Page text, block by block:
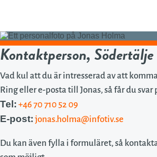
Kontaktperson, Södertälje
Vad kul att du är intresserad av att komma
Ring eller e-posta till Jonas, så får du svar
Tel: +46 70 710 52 09
E-post: jonas.holma@infotiv.se
Du kan även fylla i formuläret, så